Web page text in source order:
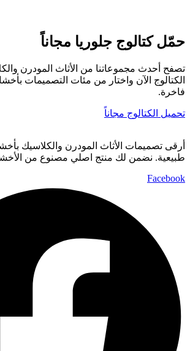
حمّل كتالوج جلوريا مجاناً
تصفح أحدث مجموعاتنا من الأثاث المودرن
الكتالوج الآن واختار من مئات التصميمات
فاخرة.
تحميل الكتالوج مجاناً
أرقى تصميمات الأثاث المودرن والكلاسيك
طبيعية. نضمن لك منتج اصلي مصنوع من
Facebook